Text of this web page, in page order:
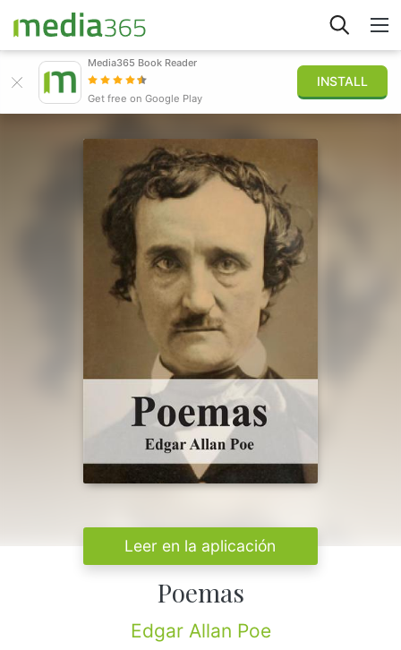
Iniciar sesión
Publicar
Media365 Book Reader
Get free on Google Play
INSTALL
Leer en la aplicación
Poemas
Edgar Allan Poe